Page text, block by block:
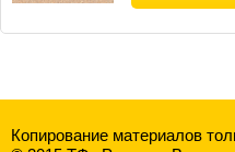
Копирование материалов